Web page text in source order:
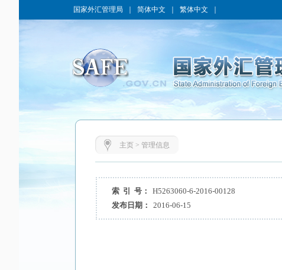
国家外汇管理局 简体中文 繁体中文
主页> 管理信息
索 引 号： H5263060-6-2016-00128
发布日期：
2016-06-15